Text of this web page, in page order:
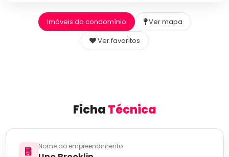
Imóveis do condomínio
Ver mapa
Ver favoritos
FichaTécnica
Nome do empreendimento